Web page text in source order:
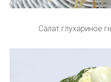
Салат глухариное